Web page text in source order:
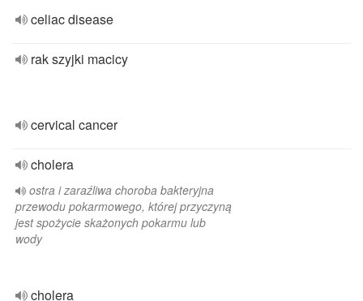
celiac disease
rak szyjki macicy
cervical cancer
cholera
ostra i zaraźliwa choroba bakteryjna
przewodu pokarmowego, której przyczyną
jest spożycie skażonych pokarmu lub
wody
cholera